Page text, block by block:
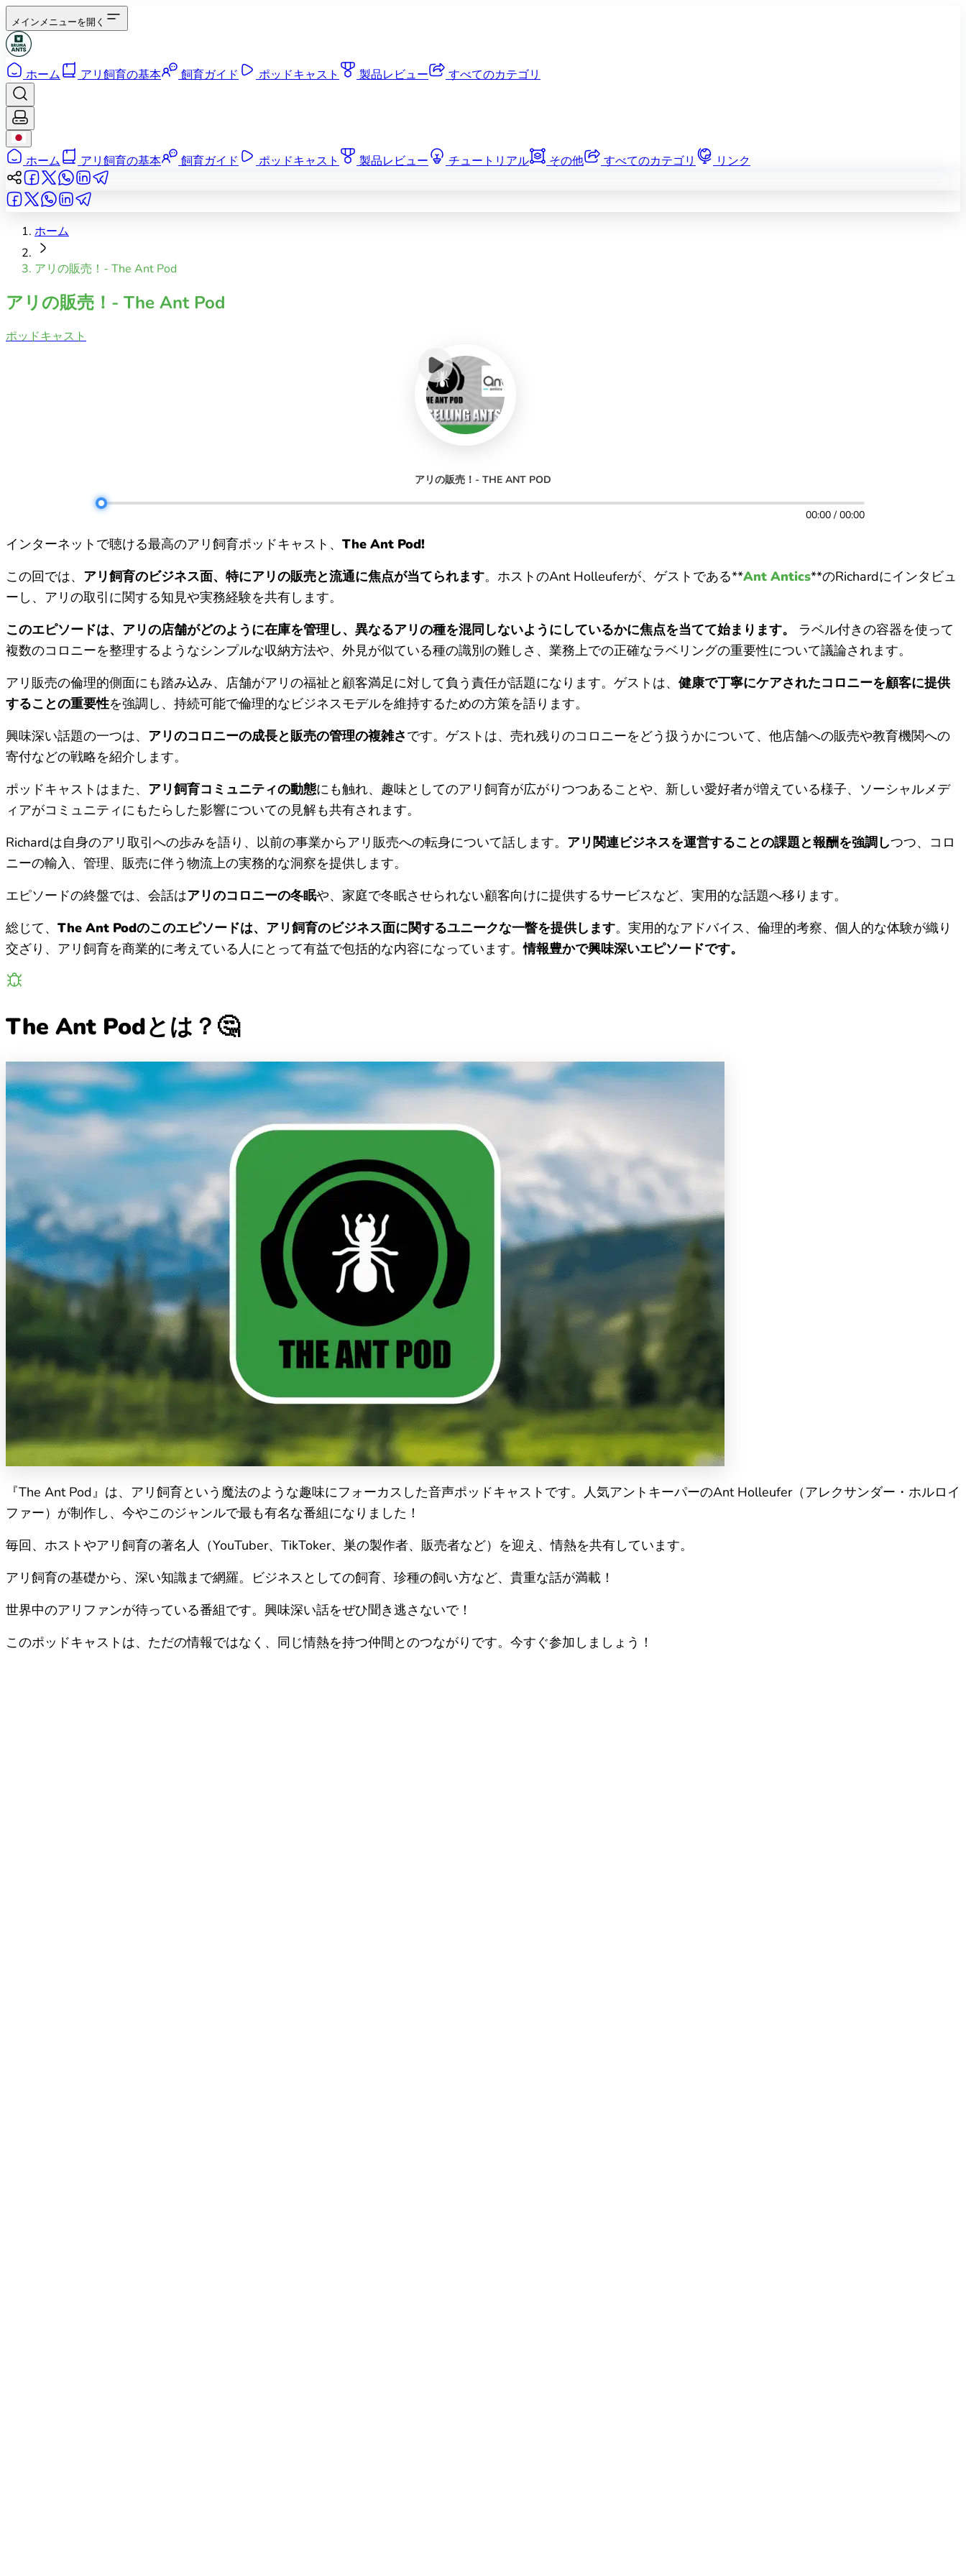
メインメニューを開く
ホーム アリ飼育の基本 飼育ガイド ポッドキャスト 製品レビュー すべてのカテゴリ
ホーム アリ飼育の基本 飼育ガイド ポッドキャスト 製品レビュー チュートリアル その他 すべてのカテゴリ リンク
ホーム
アリの販売！- The Ant Pod
アリの販売！- The Ant Pod
ポッドキャスト
アリの販売！- THE ANT POD
00:00 / 00:00
インターネットで聴ける最高のアリ飼育ポッドキャスト、 The Ant Pod!
この回では、 アリ飼育のビジネス面、特にアリの販売と流通に焦点が当てられます。ホストのAnt Holleuferが、ゲストである**Ant Antics**のRichardにインタビュ
ーし、アリの取引に関する知見や実務経験を共有します。
このエピソードは、アリの店舗がどのように在庫を管理し、異なるアリの種を混同しないようにしているかに焦点を当てて始まります。
ラベル付きの容器を使って
複数のコロニーを整理するようなシンプルな収納方法や、外見が似ている種の識別の難しさ、業務上での正確なラベリングの重要性について議論されます。
アリ販売の倫理的側面にも踏み込み、店舗がアリの福祉と顧客満足に対して負う責任が話題になります。ゲストは、 健康で丁寧にケアされたコロニーを顧客に提供
することの重要性を強調し、持続可能で倫理的なビジネスモデルを維持するための方策を語ります。
興味深い話題の一つは、 アリのコロニーの成長と販売の管理の複雑さです。ゲストは、売れ残りのコロニーをどう扱うかについて、他店舗への販売や教育機関への
寄付などの戦略を紹介します。
ポッドキャストはまた、 アリ飼育コミュニティの動態にも触れ、趣味としてのアリ飼育が広がりつつあることや、新しい愛好者が増えている様子、ソーシャルメデ
ィアがコミュニティにもたらした影響についての見解も共有されます。
Richardは自身のアリ取引への歩みを語り、以前の事業からアリ販売への転身について話します。 アリ関連ビジネスを運営することの課題と報酬を強調しつつ、コロ
ニーの輸入、管理、販売に伴う物流上の実務的な洞察を提供します。
エピソードの終盤では、会話はアリのコロニーの冬眠や、家庭で冬眠させられない顧客向けに提供するサービスなど、実用的な話題へ移ります。
総じて、 The Ant Podのこのエピソードは、アリ飼育のビジネス面に関するユニークな一瞥を提供します。実用的なアドバイス、倫理的考察、個人的な体験が織り
交ざり、アリ飼育を商業的に考えている人にとって有益で包括的な内容になっています。情報豊かで興味深いエピソードです。
The Ant Podとは？🤔
『The Ant Pod』は、アリ飼育という魔法のような趣味にフォーカスした音声ポッドキャストです。人気アントキーパーのAnt Holleufer（アレクサンダー・ホルロイ
ファー）が制作し、今やこのジャンルで最も有名な番組になりました！
毎回、ホストやアリ飼育の著名人（YouTuber、TikToker、巣の製作者、販売者など）を迎え、情熱を共有しています。
アリ飼育の基礎から、深い知識まで網羅。ビジネスとしての飼育、珍種の飼い方など、貴重な話が満載！
世界中のアリファンが待っている番組です。興味深い話をぜひ聞き逃さないで！
このポッドキャストは、ただの情報ではなく、同じ情熱を持つ仲間とのつながりです。今すぐ参加しましょう！